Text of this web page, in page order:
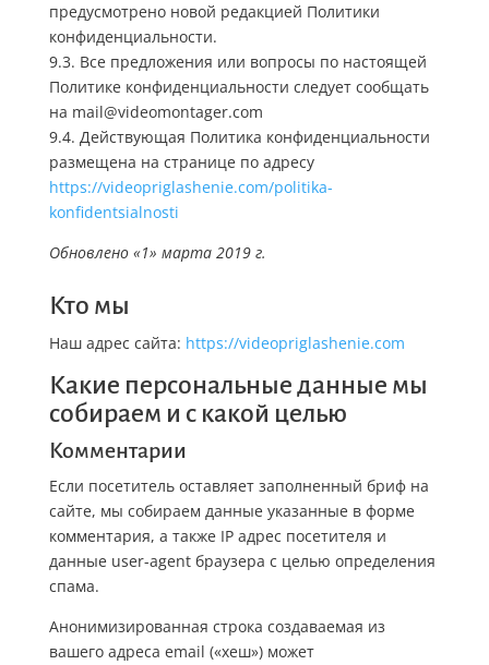
предусмотрено новой редакцией Политики
конфиденциальности.
9.3. Все предложения или вопросы по настоящей
Политике конфиденциальности следует сообщать
на mail@videomontager.com
9.4. Действующая Политика конфиденциальности
размещена на странице по адресу
https://videopriglashenie.com/politika-
konfidentsialnosti
Обновлено «1» марта 2019 г.
Кто мы
Наш адрес сайта: https://videopriglashenie.com
Какие персональные данные мы
собираем и с какой целью
Комментарии
Если посетитель оставляет заполненный бриф на
сайте, мы собираем данные указанные в форме
комментария, а также IP адрес посетителя и
данные user-agent браузера с целью определения
спама.
Анонимизированная строка создаваемая из
вашего адреса email («хеш») может